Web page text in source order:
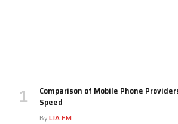
Comparison of Mobile Phone
Speed
ByLIA FM